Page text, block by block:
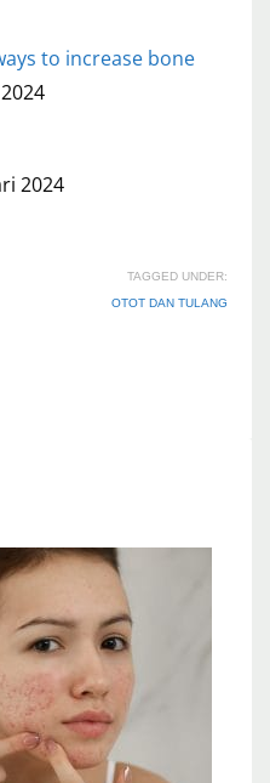
to increase bone
2024
TAGGED UNDER:
OTOT DAN TULANG